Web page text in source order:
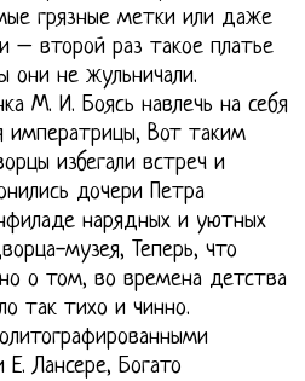
грязные метки или даже
– второй раз такое платье
они не жульничали.
М. И. Боясь навлечь на себя
императрицы, Вот таким
избегали встреч и
дочери Петра
нарядных и уютных
музея, Теперь, что
о том, во времена детства
так тихо и чинно.
Лансере, Богато